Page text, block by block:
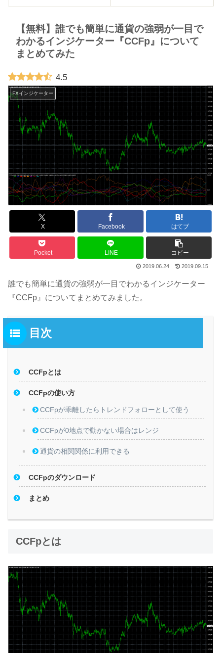
【無料】誰でも簡単に通貨の強弱が一目で
わかるインジケーター『CCFp』について
まとめてみた
4.5
FXインジケーター
X Facebook はてブ
Pocket LINE コピー
2019.06.24 2019.09.15
誰でも簡単に通貨の強弱が一目でわかるインジケーター
『CCFp』についてまとめてみました。
目次
CCFpとは
CCFpの使い方
CCFpが乖離したらトレンドフォローとして使う
CCFpが0地点で動かない場合はレンジ
通貨の相関関係に利用できる
CCFpのダウンロード
まとめ
CCFpとは